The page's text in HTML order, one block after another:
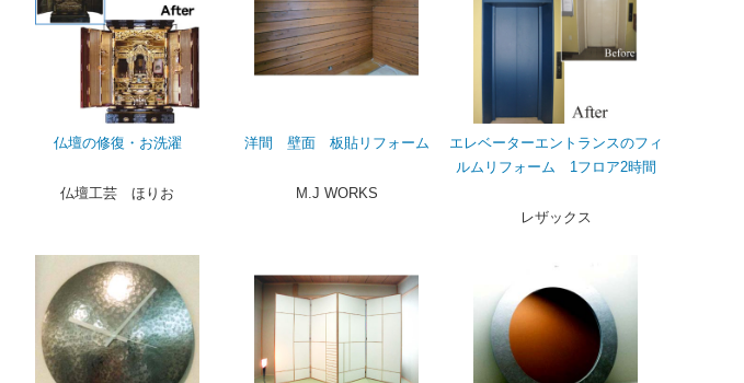
仏壇の修復・お洗濯
仏壇工芸 ほりお
洋間 壁面 板貼リフォーム
M.J WORKS
エレベーターエントランスのフィ
ルムリフォーム 1フロア2時間
レザックス